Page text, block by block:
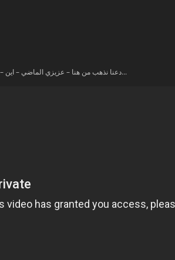
En vidéo – دعنا نذهب من هنا – عزيزي الماضي – اين...